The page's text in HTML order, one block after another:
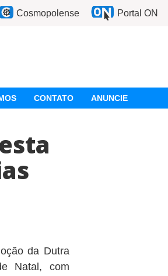
Cosmopolense Portal ON
CONTATO ANUNCIE
da Dutra
Natal, com